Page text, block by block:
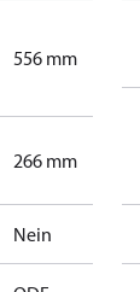
556 mm
266 mm
Nein